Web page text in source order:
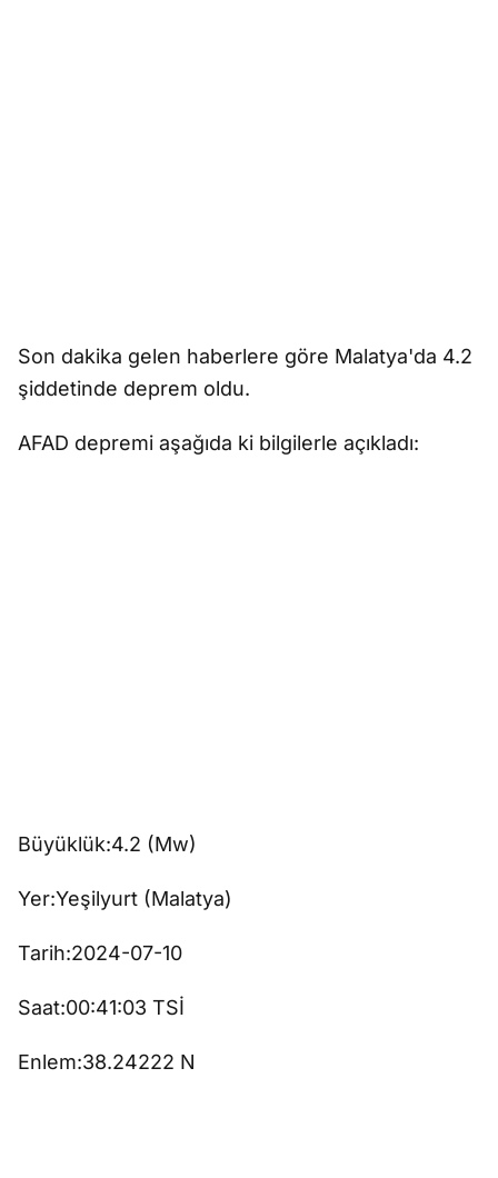
Son dakika gelen haberlere göre Malatya'da 4.2
şiddetinde deprem oldu.
AFAD depremi aşağıda ki bilgilerle açıkladı:
Büyüklük:4.2 (Mw)
Yer:Yeşilyurt (Malatya)
Tarih:2024-07-10
Saat:00:41:03 TSİ
Enlem:38.24222 N